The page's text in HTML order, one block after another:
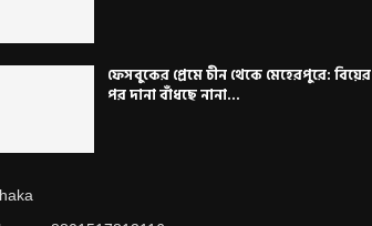
ফেসবুকের প্রেমে চীন থেকে মেহেরপুরে: বিয়ের
পর দানা বাঁধছে নানা...